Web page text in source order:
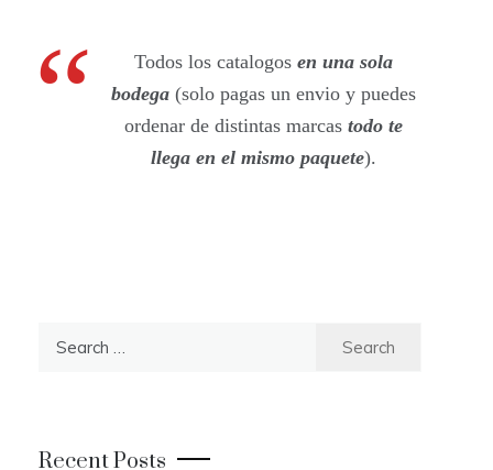
Todos los catalogos en una sola
bodega (solo pagas un envio y puedes
ordenar de distintas marcastodo te
llega en el mismo paquete).
Recent Posts